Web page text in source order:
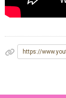
https://